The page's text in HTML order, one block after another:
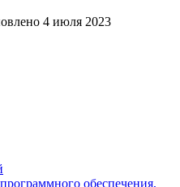
4 июля 2023
обеспечения,